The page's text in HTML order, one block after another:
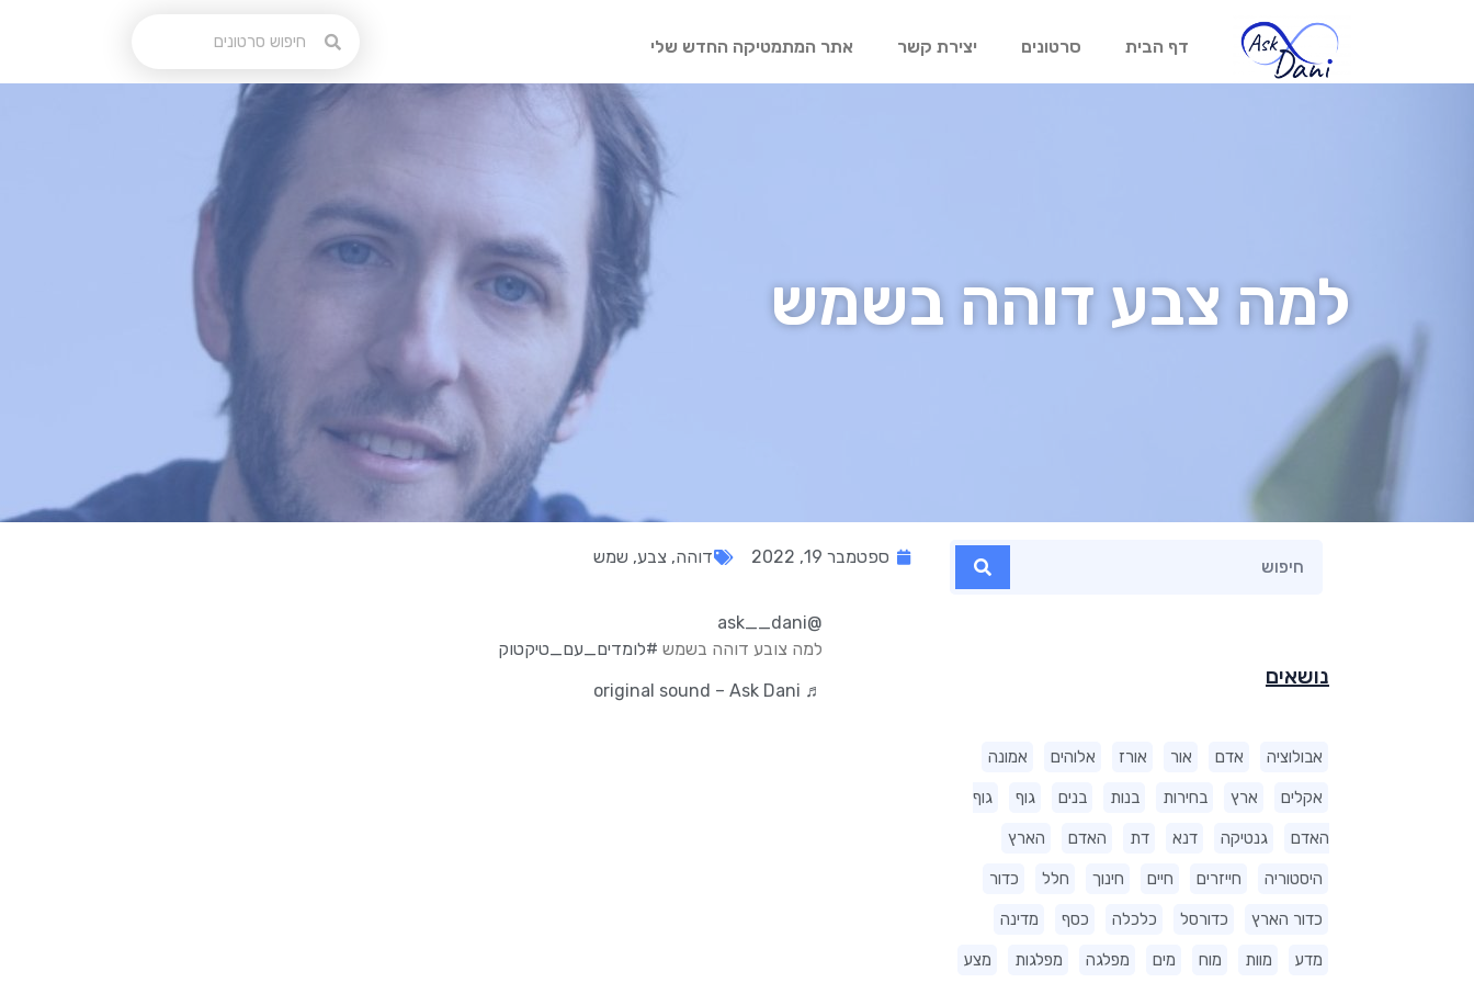
דף הבית סרטונים יצירת קשר אתר המתמטיקה החדש שלי
למה צבע דוהה בשמש
נושאים
אבולוציה אדם אור אורז אלוהים אמונה
אקלים ארץ בחירות בנות בנים גוף גוף
האדם גנטיקה דנא דת האדם הארץ
היסטוריה חייזרים חיים חינוך חלל כדור
כדור הארץ כדורסל כלכלה כסף מדינה
מדע מוות מוח מים מפלגה מפלגות מצע
ספטמבר 19, 2022 דוהה, צבע, שמש
@ask__dani
למה צובע דוהה בשמש #לומדים_עם_טיקטוק
♬ original sound – Ask Dani